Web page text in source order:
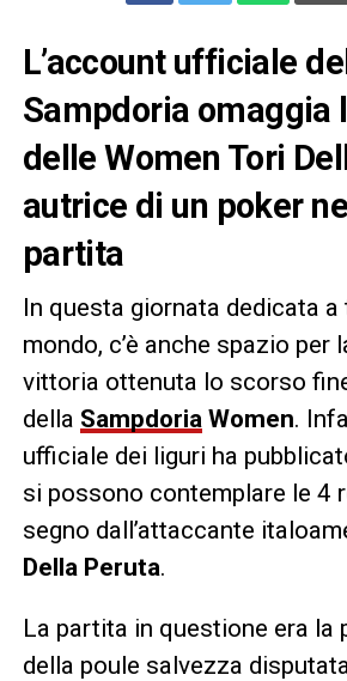
L’account ufficiale
Sampdoria omaggia
delle Women Tori
autrice di un poker
partita
In questa giornata dedicata
mondo, c’è anche spazio per
vittoria ottenuta lo scorso
della SampdoriaWomen.
ufficiale dei liguri ha
si possono contemplare le 4
segno dall’attaccante
Della Peruta.
La partita in questione era la
della poule salvezza